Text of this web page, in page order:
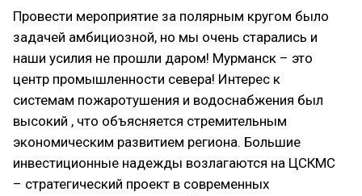
Провести мероприятие за полярным кругом было
задачей амбициозной, но мы очень старались и
наши усилия не прошли даром! Мурманск – это
центр промышленности севера! Интерес к
системам пожаротушения и водоснабжения был
высокий , что объясняется стремительным
экономическим развитием региона. Большие
инвестиционные надежды возлагаются на ЦСКМС
– стратегический проект в современных